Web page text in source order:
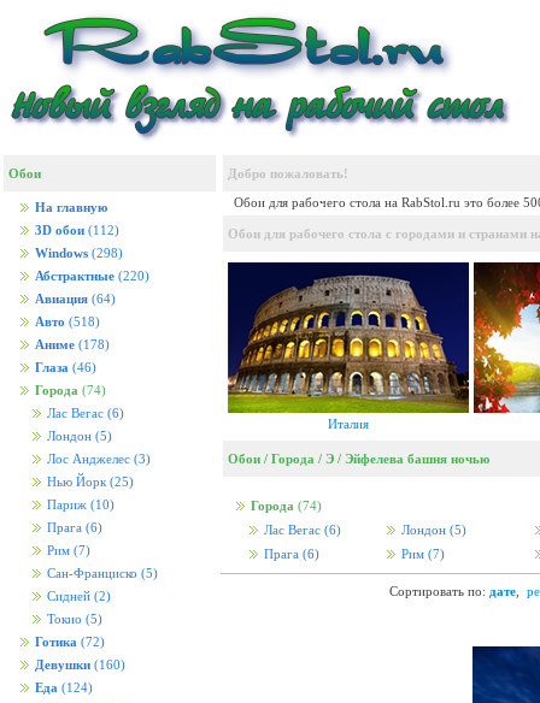
Обои
На главную
3D обои (112)
Windows (298)
Абстрактные (220)
Авиация (64)
Авто (518)
Аниме (178)
Глаза (46)
Города (74)
Лас Вегас (6)
Лондон (5)
Лос Анджелес (3)
Нью Йорк (25)
Париж (10)
Прага (6)
Рим (7)
Сан-Франциско (5)
Сидней (2)
Токио (5)
Готика (72)
Девушки (160)
Еда (124)
Добро пожаловать!
Обои для рабочего стола на RabStol.ru это более
Обои для рабочего стола с городами и странами
Италия
Обои / Города / Э / Эйфелева башня ночью
Города (74)
Лас Вегас (6) Лондон (5)
Прага (6) Рим (7)
Сортировать по: дате